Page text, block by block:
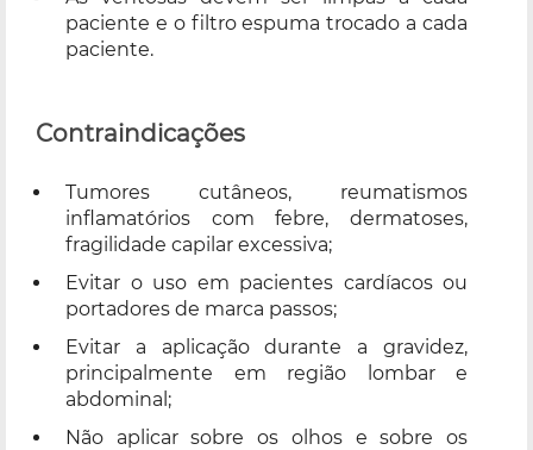
paciente e o filtro espuma trocado a cada
paciente.
Contraindicações
Tumores cutâneos, reumatismos
inflamatórios com febre, dermatoses,
fragilidade capilar excessiva;
Evitar o uso em pacientes cardíacos ou
portadores de marca passos;
Evitar a aplicação durante a gravidez,
principalmente em região lombar e
abdominal;
Não aplicar sobre os olhos e sobre os